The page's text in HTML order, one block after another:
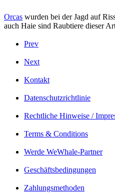
Orcas wurden bei der Jagd auf
auch Haie sind Raubtiere dieser
Prev
Next
Kontakt
Datenschutzrichtlinie
Rechtliche Hinweise /
Terms & Conditions
Werde WeWhale-Partner
Geschäftsbedingungen
Zahlungsmethoden